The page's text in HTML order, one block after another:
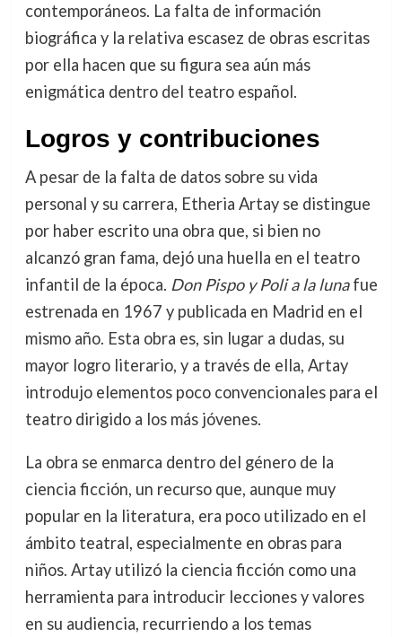
contemporáneos. La falta de información
biográfica y la relativa escasez de obras escritas
por ella hacen que su figura sea aún más
enigmática dentro del teatro español.
Logros y contribuciones
A pesar de la falta de datos sobre su vida
personal y su carrera, Etheria Artay se distingue
por haber escrito una obra que, si bien no
alcanzó gran fama, dejó una huella en el teatro
infantil de la época. Don Pispo y Poli a la lunafue
estrenada en 1967 y publicada en Madrid en el
mismo año. Esta obra es, sin lugar a dudas, su
mayor logro literario, y a través de ella, Artay
introdujo elementos poco convencionales para el
teatro dirigido a los más jóvenes.
La obra se enmarca dentro del género de la
ciencia ficción, un recurso que, aunque muy
popular en la literatura, era poco utilizado en el
ámbito teatral, especialmente en obras para
niños. Artay utilizó la ciencia ficción como una
herramienta para introducir lecciones y valores
en su audiencia, recurriendo a los temas